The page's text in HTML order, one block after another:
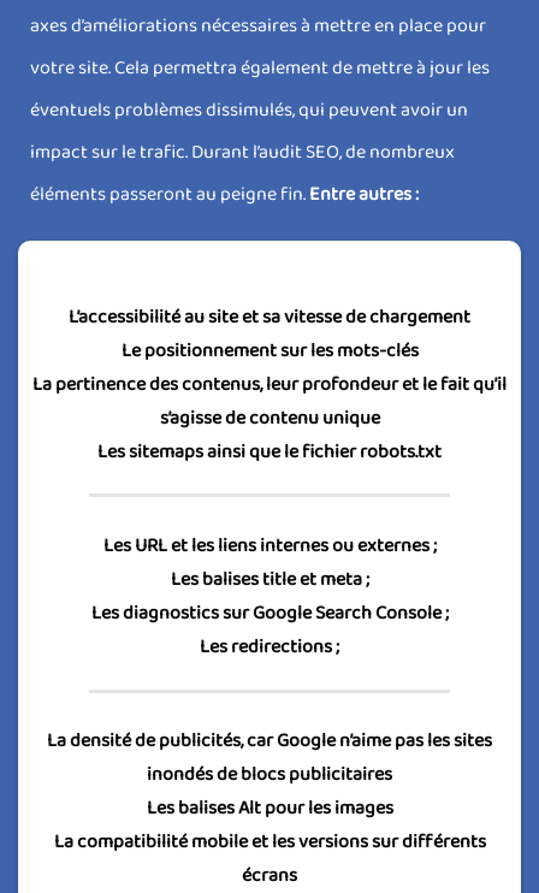
axes d’améliorations nécessaires à mettre en place pour
votre site. Cela permettra également de mettre à jour les
éventuels problèmes dissimulés, qui peuvent avoir un
impact sur le trafic. Durant l’audit SEO, de nombreux
éléments passeront au peigne fin.Entre autres :
L’accessibilité au site et sa vitesse de chargement
Le positionnement sur les mots-clés
La pertinence des contenus, leur profondeur et le fait qu’il
s’agisse de contenu unique
Les sitemaps ainsi que le fichier robots.txt
Les URL et les liens internes ou externes ;
Les balises title et meta ;
Les diagnostics sur Google Search Console ;
Les redirections ;
La densité de publicités, car Google n’aime pas les sites
inondés de blocs publicitaires
Les balises Alt pour les images
La compatibilité mobile et les versions sur différents
écrans